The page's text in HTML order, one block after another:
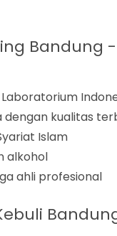
Bandung -
dengan kualitas
Islam
alkohol
ahli profesional